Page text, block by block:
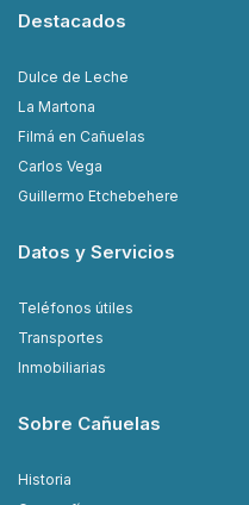
Destacados
Dulce de Leche
La Martona
Filmá en Cañuelas
Carlos Vega
Guillermo Etchebehere
Datos y Servicios
Teléfonos útiles
Transportes
Inmobiliarias
Sobre Cañuelas
Historia